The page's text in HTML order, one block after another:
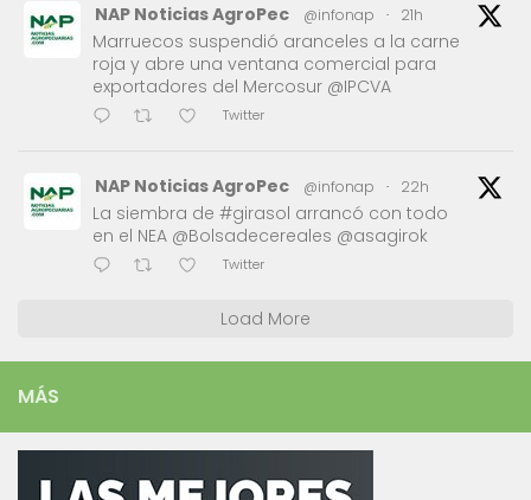
NAP Noticias AgroPec @infonap · 21h
Marruecos suspendió aranceles a la carne
roja y abre una ventana comercial para
exportadores del Mercosur @IPCVA
Twitter
NAP Noticias AgroPec @infonap · 22h
La siembra de #girasol arrancó con todo
en el NEA @Bolsadecereales @asagirok
Twitter
Load More
MÁS